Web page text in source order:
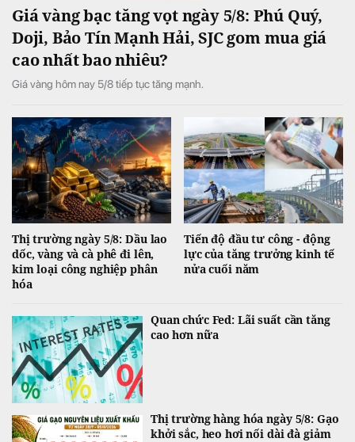
Giá vàng bạc tăng vọt ngày 5/8: Phú Quý,
Doji, Bảo Tín Mạnh Hải, SJC gom mua giá
cao nhất bao nhiêu?
Giá vàng hôm nay 5/8 tiếp tục tăng mạnh.
Thị trường ngày 5/8: Dầu lao
dốc, vàng và cà phê đi lên,
kim loại công nghiệp phân
hóa
Tiến độ đầu tư công - động
lực của tăng trưởng kinh tế
nửa cuối năm
Quan chức Fed: Lãi suất cần tăng
cao hơn nữa
Thị trường hàng hóa ngày 5/8: Gạo
khởi sắc, heo hơi nối dài đà giảm